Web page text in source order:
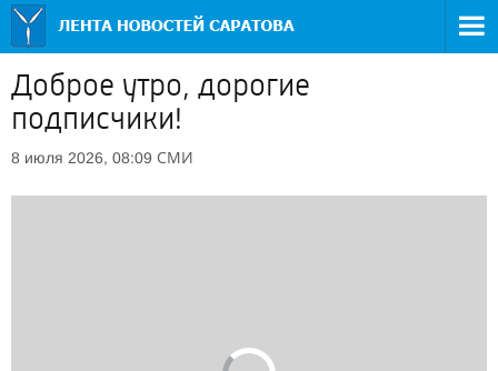
Доброе утро, дорогие
подписчики!
8 июля 2026, 08:09 СМИ